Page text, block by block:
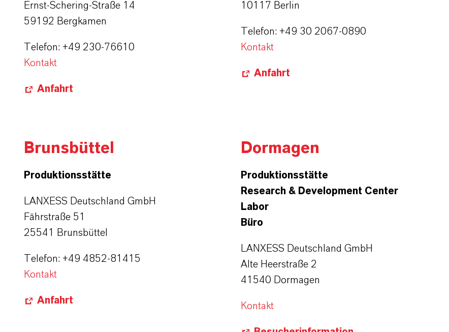
Ernst-Schering-Straße 14
59192 Bergkamen
Telefon: +49 230-76610
Kontakt
Anfahrt
10117 Berlin
Telefon: +49 30 2067-0890
Kontakt
Anfahrt
Brunsbüttel
Produktionsstätte
LANXESS Deutschland GmbH
Fährstraße 51
25541 Brunsbüttel
Telefon: +49 4852-81415
Kontakt
Anfahrt
Dormagen
Produktionsstätte
Research & Development Center
Labor
Büro
LANXESS Deutschland GmbH
Alte Heerstraße 2
41540 Dormagen
Kontakt